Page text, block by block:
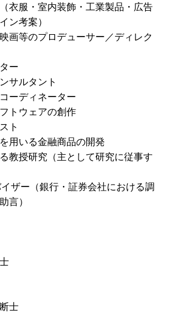
衣服・室内装飾・工業製品・広告
ン考案）
画等のプロデューサー／ディレク
ー
サルタント
ーディネーター
トウェアの創作
ト
用いる金融商品の開発
教授研究（主として研究に従事す
ザー（銀行・証券会社における調
言）
士